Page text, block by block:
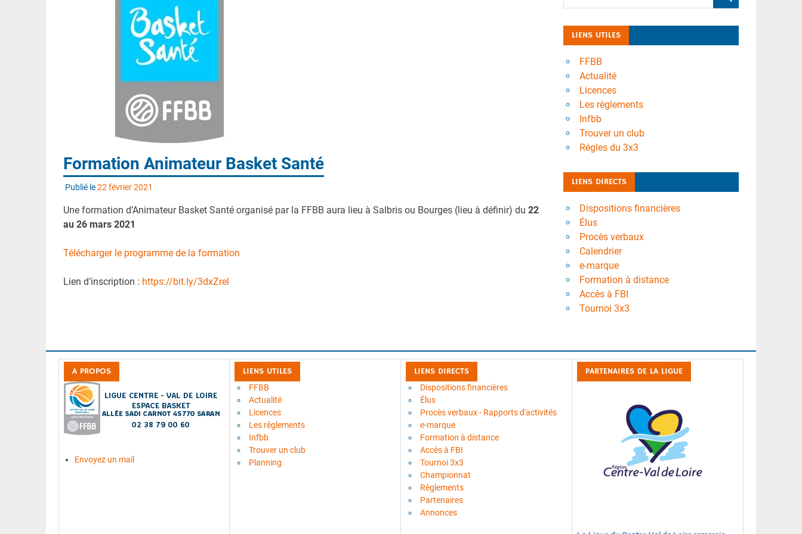
Formation Animateur Basket Santé
Publié le22 février 2021
Une formation d’Animateur Basket Santé organisé par la FFBB aura lieu à Salbris ou Bourges (lieu à définir) du 22
au 26 mars 2021
Télécharger le programme de la formation
Lien d’inscription : https://bit.ly/3dxZrel
LIENS UTILES
FFBB
Actualité
Licences
Les règlements
Infbb
Trouver un club
Régles du 3x3
LIENS DIRECTS
Dispositions financières
Élus
Procès verbaux
Calendrier
e-marque
Formation à distance
Accès à FBI
Tournoi 3x3
A PROPOS
Envoyez un mail
LIENS UTILES
FFBB
Actualité
Licences
Les règlements
Infbb
Trouver un club
Planning
LIENS DIRECTS
Dispositions financières
Élus
Procès verbaux - Rapports d'activités
e-marque
Formation à distance
Accès à FBI
Tournoi 3x3
Championnat
Règlements
Partenaires
Annonces
PARTENAIRES DE LA LIGUE